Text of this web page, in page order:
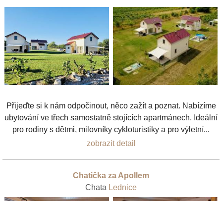
Přijeďte si k nám odpočinout, něco zažít a poznat. Nabízíme
ubytování ve třech samostatně stojících apartmánech. Ideální
pro rodiny s dětmi, milovníky cykloturistiky a pro výletní...
zobrazit detail
Chatička za Apollem
Chata Lednice